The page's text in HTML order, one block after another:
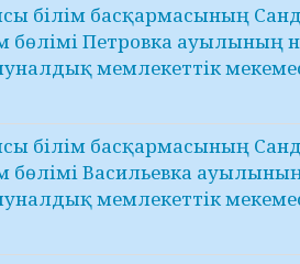
білім басқармасының
бөлімі Петровка ауылының
мемлекеттік
білім басқармасының
бөлімі Васильевка
мемлекеттік